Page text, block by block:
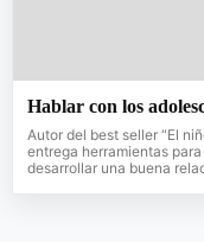
Hablar con los
Autor del best seller “El
entrega herramientas
desarrollar una buena